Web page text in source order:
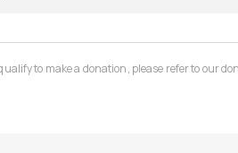
to make a donation, please refer to our